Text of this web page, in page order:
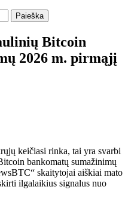
Bitcoin
2026 m. pirmąjį
keičiasi rinka, tai yra svarbi
bankomatų sumažinimų
skaitytojai aiškiai mato
ilgalaikius signalus nuo